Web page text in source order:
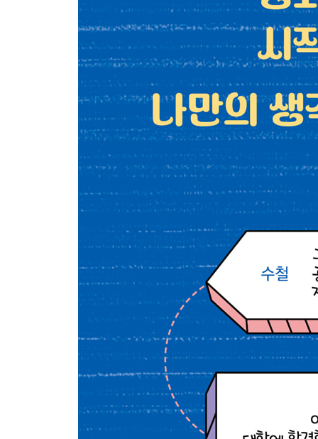
#5 나는 사용자인가 아니면 대상인가 - 132
미션임파서블 : 데드 레코닝
☆ AI에 웬 핵? - 150
#6 경제는 언제나 국민을 향해야 한다 - 156
오즈의 마법사
☆ 주식투자와 경제민주화 - 175
+ 빅 쇼트 - 182
#7 다름을 인정하라 - 184
☆ 정치양극화와 민주주의 - 203